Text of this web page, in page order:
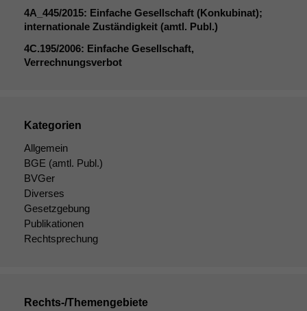
4A_445/2015: Einfache Gesellschaft (Konkubinat);
internationale Zuständigkeit (amtl. Publ.)
4C.195/2006: Einfache Gesellschaft,
Verrechnungsverbot
Kategorien
Allgemein
BGE (amtl. Publ.)
BVGer
Diverses
Gesetzgebung
Publikationen
Rechtsprechung
Rechts-/Themengebiete